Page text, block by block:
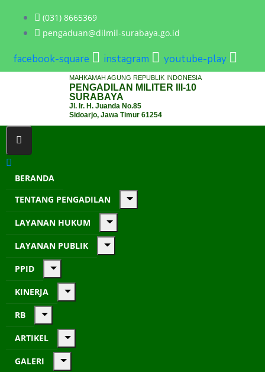
(031) 8665369
pengaduan@dilmil-surabaya.go.id
facebook-square instagram youtube-play
MAHKAMAH AGUNG REPUBLIK INDONESIA
PENGADILAN MILITER III-10
SURABAYA
Jl. Ir. H. Juanda No.85
Sidoarjo, Jawa Timur 61254
BERANDA
TENTANG PENGADILAN
LAYANAN HUKUM
LAYANAN PUBLIK
PPID
KINERJA
RB
ARTIKEL
GALERI